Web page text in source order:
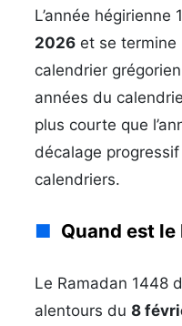
L’année
2026 et se termine
calendrier
années du
plus courte que
décalage
calendriers.
Quand est le
Le Ramadan 1448
alentours du8